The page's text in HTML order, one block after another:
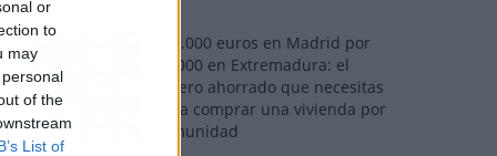
or
to
may
of the
List of
110.000 euros en Madrid por
31.000 en Extremadura: el
dinero ahorrado que necesitas
para comprar una vivienda por
comunidad